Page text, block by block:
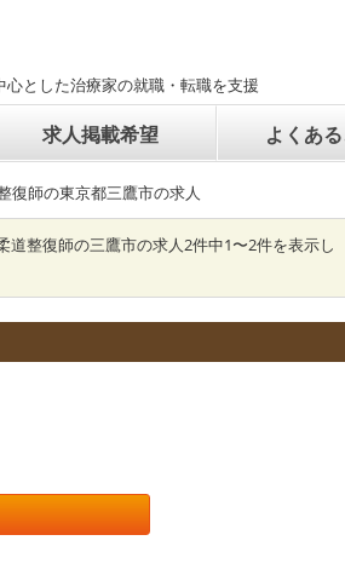
とした治療家の就職・転職を支援
求人掲載希望 よくあ
復師の東京都三鷹市の求人
整復師の三鷹市の求人2件中1〜2件を表示し